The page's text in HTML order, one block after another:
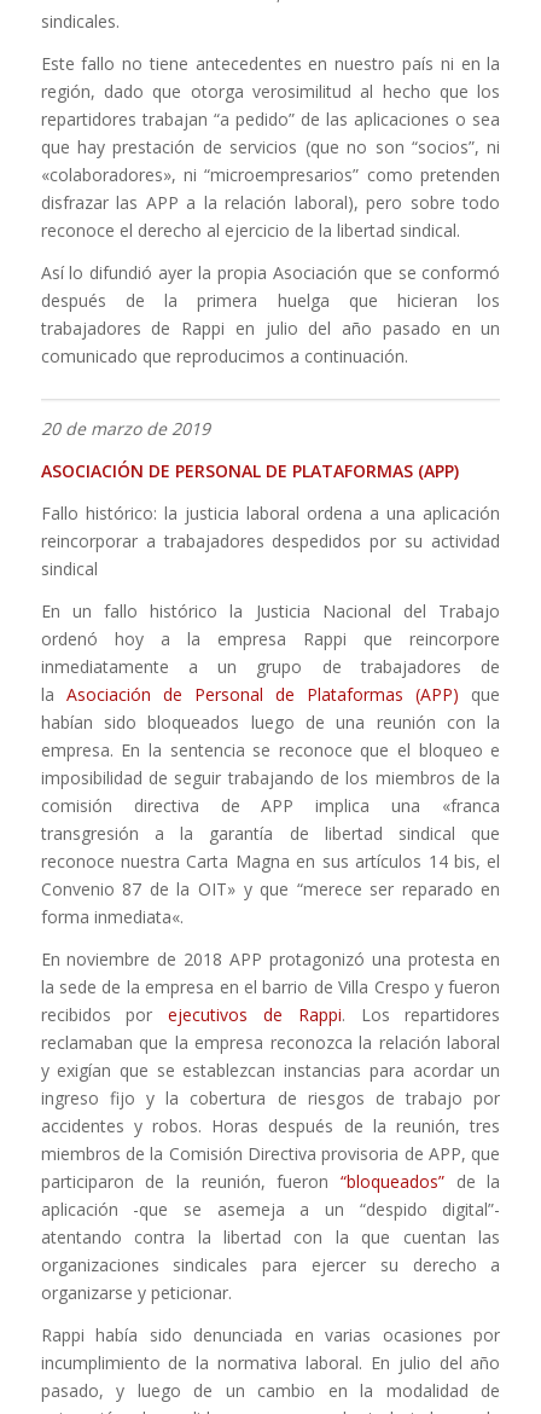
sindicales.
Este fallo no tiene antecedentes en nuestro país ni en la
región, dado que otorga verosimilitud al hecho que los
repartidores trabajan “a pedido” de las aplicaciones o sea
que hay prestación de servicios (que no son “socios”, ni
«colaboradores», ni “microempresarios” como pretenden
disfrazar las APP a la relación laboral), pero sobre todo
reconoce el derecho al ejercicio de la libertad sindical.
Así lo difundió ayer la propia Asociación que se conformó
después de la primera huelga que hicieran los
trabajadores de Rappi en julio del año pasado en un
comunicado que reproducimos a continuación.
20 de marzo de 2019
ASOCIACIÓN DE PERSONAL DE PLATAFORMAS (APP)
Fallo histórico: la justicia laboral ordena a una aplicación
reincorporar a trabajadores despedidos por su actividad
sindical
En un fallo histórico la Justicia Nacional del Trabajo
ordenó hoy a la empresa Rappi que reincorpore
inmediatamente a un grupo de trabajadores de
la Asociación de Personal de Plataformas (APP) que
habían sido bloqueados luego de una reunión con la
empresa. En la sentencia se reconoce que el bloqueo e
imposibilidad de seguir trabajando de los miembros de la
comisión directiva de APP implica una «franca
transgresión a la garantía de libertad sindical que
reconoce nuestra Carta Magna en sus artículos 14 bis, el
Convenio 87 de la OIT» y que “merece ser reparado en
forma inmediata«.
En noviembre de 2018 APP protagonizó una protesta en
la sede de la empresa en el barrio de Villa Crespo y fueron
recibidos porejecutivos de Rappi. Los repartidores
reclamaban que la empresa reconozca la relación laboral
y exigían que se establezcan instancias para acordar un
ingreso fijo y la cobertura de riesgos de trabajo por
accidentes y robos. Horas después de la reunión, tres
miembros de la Comisión Directiva provisoria de APP, que
participaron de la reunión, fueron“bloqueados” de la
aplicación -que se asemeja a un “despido digital”-
atentando contra la libertad con la que cuentan las
organizaciones sindicales para ejercer su derecho a
organizarse y peticionar.
Rappi había sido denunciada en varias ocasiones por
incumplimiento de la normativa laboral. En julio del año
pasado, y luego de un cambio en la modalidad de